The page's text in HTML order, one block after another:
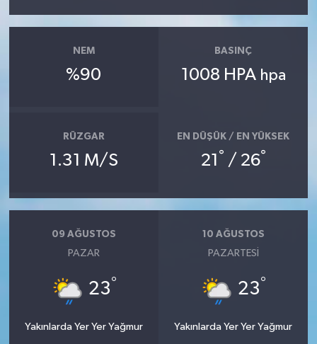
NEM
%90
BASINÇ
1008 HPA hpa
RÜZGAR
1.31 M/S
EN DÜŞÜK / EN YÜKSEK
21 ° / 26°
09 AĞUSTOS
PAZAR
23°
Yakınlarda Yer Yer Yağmur
10 AĞUSTOS
PAZARTESI
23°
Yakınlarda Yer Yer Yağmur